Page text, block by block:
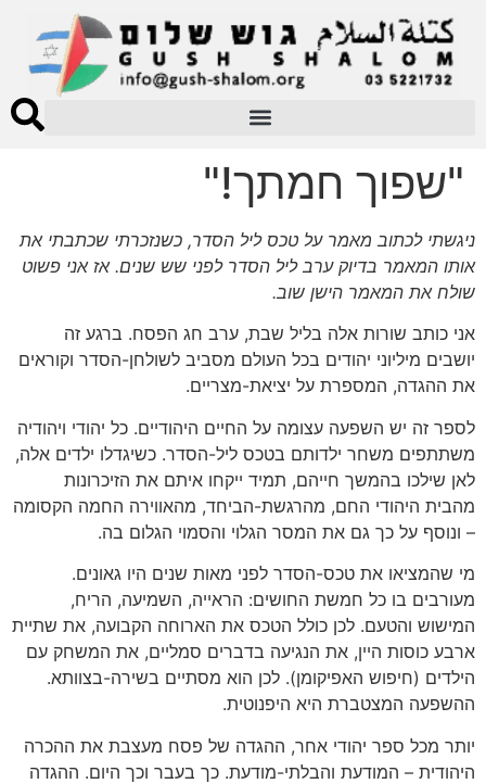
"שפוך חמתך!"
ניגשתי לכתוב מאמר על טכס ליל הסדר, כשנזכרתי שכתבתי את
אותו המאמר בדיוק ערב ליל הסדר לפני שש שנים. אז אני פשוט
שולח את המאמר הישן שוב.
אני כותב שורות אלה בליל שבת, ערב חג הפסח. ברגע זה
יושבים מיליוני יהודים בכל העולם מסביב לשולחן-הסדר וקוראים
את ההגדה, המספרת על יציאת-מצריים.
לספר זה יש השפעה עצומה על החיים היהודיים. כל יהודי ויהודיה
משתתפים משחר ילדותם בטכס ליל-הסדר. כשיגדלו ילדים אלה,
לאן שילכו בהמשך חייהם, תמיד ייקחו איתם את הזיכרונות
מהבית היהודי החם, מהרגשת-הביחד, מהאווירה החמה הקסומה
– ונוסף על כך גם את המסר הגלוי והסמוי הגלום בה.
מי שהמציאו את טכס-הסדר לפני מאות שנים היו גאונים.
מעורבים בו כל חמשת החושים: הראייה, השמיעה, הריח,
המישוש והטעם. לכן כולל הטכס את הארוחה הקבועה, את שתיית
ארבע כוסות היין, את הנגיעה בדברים סמליים, את המשחק עם
הילדים (חיפוש האפיקומן). לכן הוא מסתיים בשירה-בצוותא.
ההשפעה המצטברת היא היפנוטית.
יותר מכל ספר יהודי אחר, ההגדה של פסח מעצבת את ההכרה
היהודית – המודעת והבלתי-מודעת. כך בעבר וכך היום. ההגדה